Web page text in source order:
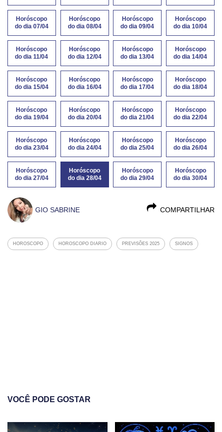
Horóscopo
do dia 07/04
Horóscopo
do dia 08/04
Horóscopo
do dia 09/04
Horóscopo
do dia 10/04
Horóscopo
do dia 11/04
Horóscopo
do dia 12/04
Horóscopo
do dia 13/04
Horóscopo
do dia 14/04
Horóscopo
do dia 15/04
Horóscopo
do dia 16/04
Horóscopo
do dia 17/04
Horóscopo
do dia 18/04
Horóscopo
do dia 19/04
Horóscopo
do dia 20/04
Horóscopo
do dia 21/04
Horóscopo
do dia 22/04
Horóscopo
do dia 23/04
Horóscopo
do dia 24/04
Horóscopo
do dia 25/04
Horóscopo
do dia 26/04
Horóscopo
do dia 27/04
Horóscopo
do dia 28/04
Horóscopo
do dia 29/04
Horóscopo
do dia 30/04
COMPARTILHAR
GIO SABRINE
HOROSCOPO HOROSCOPO DIARIO PREVISÕES 2025 SIGNOS
VOCÊ PODE GOSTAR